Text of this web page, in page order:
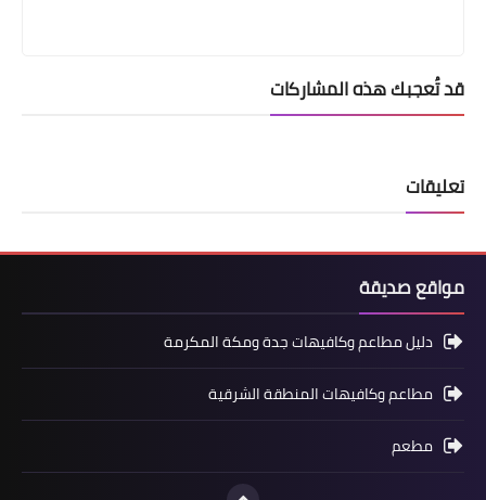
قد تُعجبك هذه المشاركات
تعليقات
مواقع صديقة
دليل مطاعم وكافيهات جدة ومكة المكرمة
مطاعم وكافيهات المنطقة الشرقية
مطعم